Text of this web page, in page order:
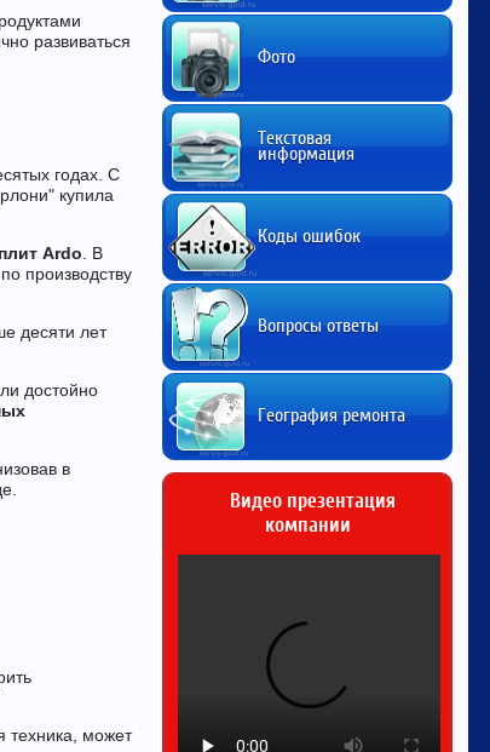
развиваться
годах. С
купила
Ardo . В
производству
десяти лет
достойно
в
техника, может
Фото
Текстовая
информация
Коды ошибок
Вопросы ответы
География ремонта
Видео презентация
компании